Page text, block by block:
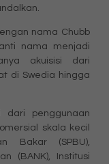
nama Chubb
nama menjadi
akuisisi dari
di Swedia hingga
dari penggunaan
skala kecil
Bakar (SPBU),
(BANK), Institusi